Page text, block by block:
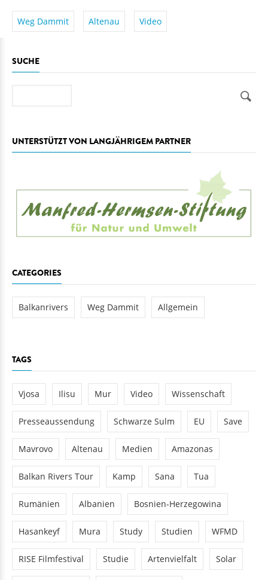
Weg Dammit Altenau Video
SUCHE
UNTERSTÜTZT VON LANGJÄHRIGEM PARTNER
CATEGORIES
Balkanrivers Weg Dammit Allgemein
TAGS
Vjosa Ilisu Mur Video Wissenschaft
Presseaussendung Schwarze Sulm EU Save
Mavrovo Altenau Medien Amazonas
Balkan Rivers Tour Kamp Sana Tua
Rumänien Albanien Bosnien-Herzegowina
Hasankeyf Mura Study Studien WFMD
RISE Filmfestival Studie Artenvielfalt Solar